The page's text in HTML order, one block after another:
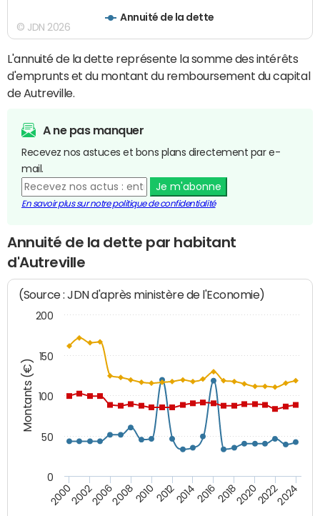
Annuité de la dette
© JDN 2026
L'annuité de la dette représente la somme des intérêts
d'emprunts et du montant du remboursement du capital
de Autreville.
A ne pas manquer
Recevez nos astuces et bons plans directement par e-
mail.
Je m'abonne
En savoir plus sur notre politique de confidentialité
Annuité de la dette par habitant
d'Autreville
Montants (€)
(Source : JDN d'après ministère de l'Economie)
200020022006200820102012201420162018202020222024
0
50
100
150
200